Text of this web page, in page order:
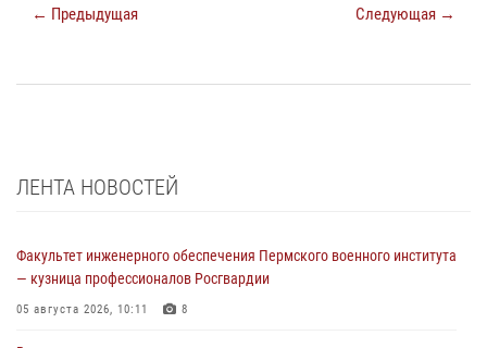
← Предыдущая Следующая →
ЛЕНТА НОВОСТЕЙ
Факультет инженерного обеспечения Пермского военного института
— кузница профессионалов Росгвардии
05 августа 2026, 10:11 8